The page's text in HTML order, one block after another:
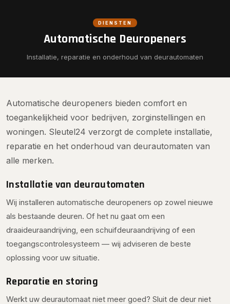
DIENSTEN
Automatische Deuropeners
Installatie, reparatie en onderhoud van deurautomaten
Automatische deuropeners bieden comfort en
toegankelijkheid voor bedrijven, zorginstellingen en
woningen. Sleutel24 verzorgt de complete installatie,
reparatie en het onderhoud van deurautomaten van
alle merken.
Installatie van deurautomaten
Wij installeren automatische deuropeners op zowel nieuwe
als bestaande deuren. Of het nu gaat om een
draaideuraandrijving, een schuifdeuraandrijving of een
toegangscontrolesysteem — wij adviseren de beste
oplossing voor uw situatie.
Reparatie en storing
Werkt uw deurautomaat niet meer goed? Sluit de deur niet